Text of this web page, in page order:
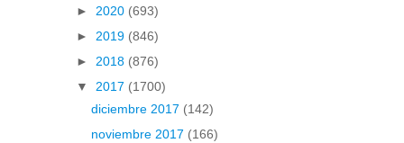
► 2020 (693)
► 2019 (846)
► 2018 (876)
▼ 2017 (1700)
diciembre 2017 (142)
noviembre 2017 (166)